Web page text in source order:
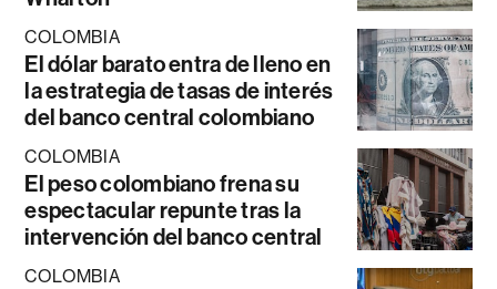
COLOMBIA
El dólar barato entra de lleno en
la estrategia de tasas de interés
del banco central colombiano
COLOMBIA
El peso colombiano frena su
espectacular repunte tras la
intervención del banco central
COLOMBIA